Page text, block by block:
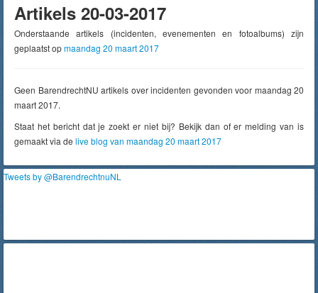
Artikels 20-03-2017
Onderstaande artikels (incidenten, evenementen en fotoalbums) zijn
geplaatst opmaandag 20 maart 2017
Geen BarendrechtNU artikels over incidenten gevonden voor maandag 20
maart 2017.
Staat het bericht dat je zoekt er niet bij? Bekijk dan of er melding van is
gemaakt via de live blog van maandag 20 maart 2017
Tweets by @BarendrechtnuNL